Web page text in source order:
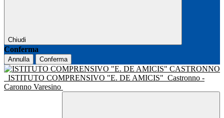
Chiudi
Conferma
Annulla Conferma
ISTITUTO COMPRENSIVO "E. DE AMICIS" Castronno -
Caronno Varesino